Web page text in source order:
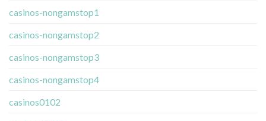
casinos-nongamstop1
casinos-nongamstop2
casinos-nongamstop3
casinos-nongamstop4
casinos0102